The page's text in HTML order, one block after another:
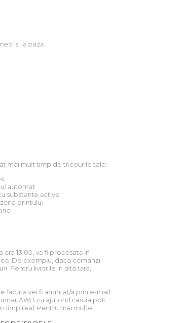
si la baza
mai mult timp de tricourile tale:
automat
substante active
printului
13:00, va fi procesata in
De exemplu, daca comanzi
Pentru livrarile in alta tara,
facuta vei fi anuntat/a prin e-mail
AWB cu ajutorul caruia poti
timp real. Pentru mai multe